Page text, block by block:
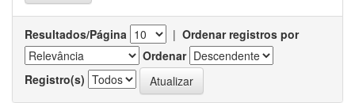
Resultados/Página | Ordenar registros por
Ordenar
Registro(s)